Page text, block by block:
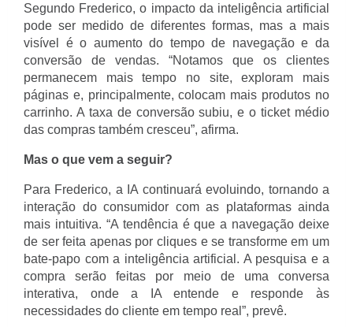
Segundo Frederico, o impacto da inteligência artificial
pode ser medido de diferentes formas, mas a mais
visível é o aumento do tempo de navegação e da
conversão de vendas. “Notamos que os clientes
permanecem mais tempo no site, exploram mais
páginas e, principalmente, colocam mais produtos no
carrinho. A taxa de conversão subiu, e o ticket médio
das compras também cresceu”, afirma.
Mas o que vem a seguir?
Para Frederico, a IA continuará evoluindo, tornando a
interação do consumidor com as plataformas ainda
mais intuitiva. “A tendência é que a navegação deixe
de ser feita apenas por cliques e se transforme em um
bate-papo com a inteligência artificial. A pesquisa e a
compra serão feitas por meio de uma conversa
interativa, onde a IA entende e responde às
necessidades do cliente em tempo real”, prevê.